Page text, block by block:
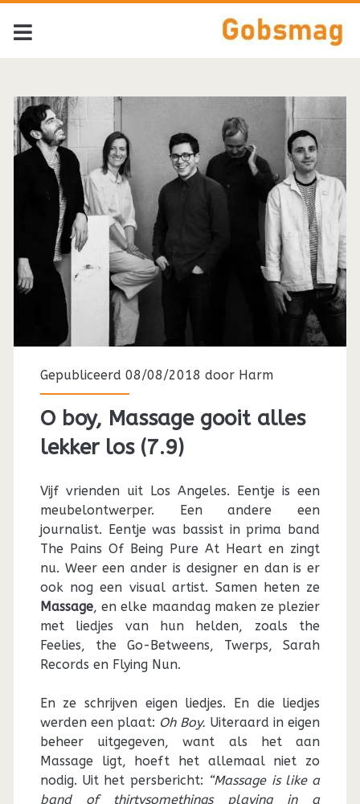
Gepubliceerd 08/08/2018 door Harm
O boy, Massage gooit alles
lekker los (7.9)
Vijf vrienden uit Los Angeles. Eentje is een
meubelontwerper. Een andere een
journalist. Eentje was bassist in prima band
The Pains Of Being Pure At Heart en zingt
nu. Weer een ander is designer en dan is er
ook nog een visual artist. Samen heten ze
Massage, en elke maandag maken ze plezier
met liedjes van hun helden, zoals the
Feelies, the Go-Betweens, Twerps, Sarah
Records en Flying Nun.
En ze schrijven eigen liedjes. En die liedjes
werden een plaat: Oh Boy. Uiteraard in eigen
beheer uitgegeven, want als het aan
Massage ligt, hoeft het allemaal niet zo
nodig. Uit het persbericht: “Massage is like a
band of thirtysomethings playing in a